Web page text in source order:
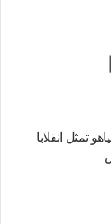
تمثل انقلابا